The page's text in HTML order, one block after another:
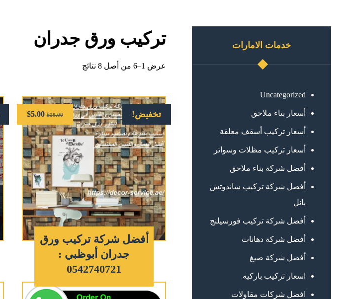
تركيب ورق جدران
عرض 1–6 من أصل 8 نتائج
تخفيض!
أفضل شركة تركيب ورق
جدران أبوظبي :
0542740721
$10.00
$5.00
خدمات الامارات
Uncategorized
أسعار بناء ملاحق
أسعار تركيب أسقف معلقة
أسعار تركيب مظلات وسواتر
أفضل شركة بناء ملاحق
أفضل شركة تركيب ساندوتش
بانل
أفضل شركة تركيب فورسيلنج
أفضل شركة دهانات
أفضل شركة صبغ
اسعار تركيب باركيه
افضل شركات مقاولات